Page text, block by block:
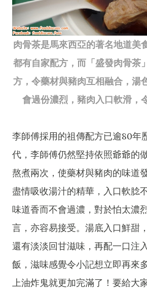
肉骨茶是馬來西亞的著名地道美
都有自家配方，而「盛發肉骨茶
方，令藥材與豬肉互相融合，湯
會過份濃烈，豬肉入口軟滑，
李師傅採用的祖傳配方已逾80年
代，李師傅仍然堅持依照爺爺的
熬煮兩次，使藥材與豬肉的味道
盡情吸收湯汁的精華，入口軟腍
味道香而不會過濃，對於怕太濃
言，亦容易接受。湯底入口鮮甜
還有淡淡回甘滋味，再配一口注
飯，滋味感覺令小記想立即再來
上油炸鬼就更加完滿了！要給大